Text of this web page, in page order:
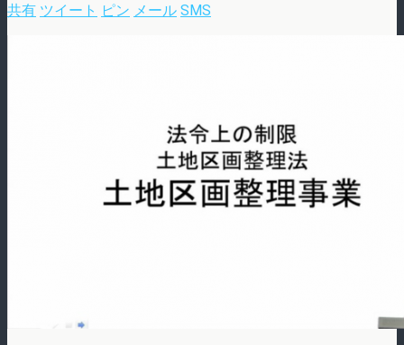
共有 ツイート ピン メール SMS